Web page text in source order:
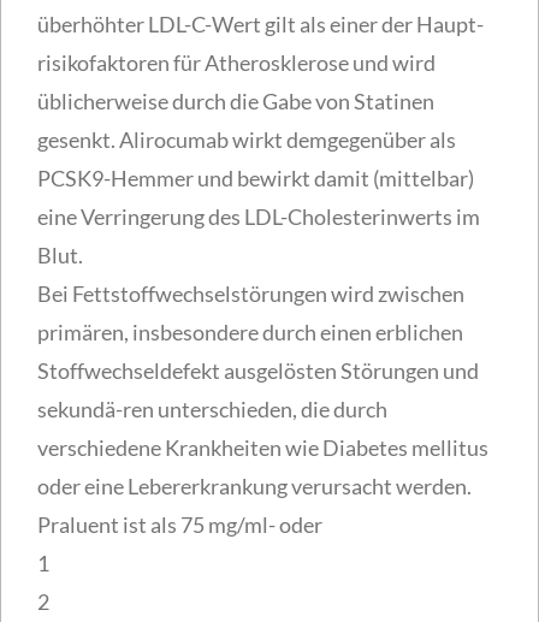
überhöhter LDL-C-Wert gilt als einer der Haupt-
risikofaktoren für Atherosklerose und wird
üblicherweise durch die Gabe von Statinen
gesenkt. Alirocumab wirkt demgegenüber als
PCSK9-Hemmer und bewirkt damit (mittelbar)
eine Verringerung des LDL-Cholesterinwerts im
Blut.
Bei Fettstoffwechselstörungen wird zwischen
primären, insbesondere durch einen erblichen
Stoffwechseldefekt ausgelösten Störungen und
sekundä-ren unterschieden, die durch
verschiedene Krankheiten wie Diabetes mellitus
oder eine Lebererkrankung verursacht werden.
Praluent ist als 75 mg/ml- oder
1
2